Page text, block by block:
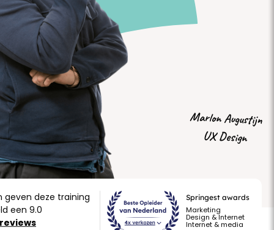
Marlon Augustijn
UX Design
geven deze training
een 9.0
Springest awards
Marketing
Design & Internet
Internet & media
030 207 8200